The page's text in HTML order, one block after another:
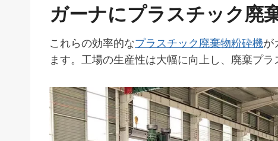
ガーナにプラスチック廃
これらの効率的なプラスチック廃棄物粉砕機が
ます。工場の生産性は大幅に向上し、廃棄プ